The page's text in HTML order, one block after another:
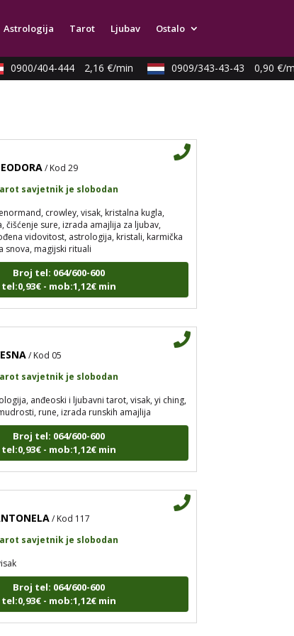
Astrologija Tarot Ljubav Ostalo
0900/404-444 2,16 €/min 0909/343-43-43 0,90 €/
brojevi, tumačenje snova, rune, kristali,
Broj tel: 064/600-600
crowley, visak, kristalna kugla,
čišćenje sure, izrada amajlija za ljubav,
vidovitost, astrologija, kristali, karmička
snova, magijski rituali
Broj tel: 064/600-600
tel:0,93€ - mob:1,12€ min
anđeoski i ljubavni tarot, visak, yi ching,
rune, izrada runskih amajlija
Broj tel: 064/600-600
tel:0,93€ - mob:1,12€ min
Broj tel: 064/600-600
tel:0,93€ - mob:1,12€ min